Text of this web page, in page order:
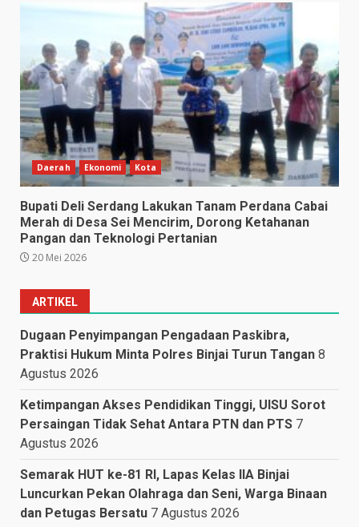
Daerah Ekonomi Kota
Bupati Deli Serdang Lakukan Tanam Perdana Cabai
Merah di Desa Sei Mencirim, Dorong Ketahanan
Pangan dan Teknologi Pertanian
20 Mei 2026
ARTIKEL
Dugaan Penyimpangan Pengadaan Paskibra,
Praktisi Hukum Minta Polres Binjai Turun Tangan 8
Agustus 2026
Ketimpangan Akses Pendidikan Tinggi, UISU Sorot
Persaingan Tidak Sehat Antara PTN dan PTS 7
Agustus 2026
Semarak HUT ke-81 RI, Lapas Kelas IIA Binjai
Luncurkan Pekan Olahraga dan Seni, Warga Binaan
dan Petugas Bersatu 7 Agustus 2026